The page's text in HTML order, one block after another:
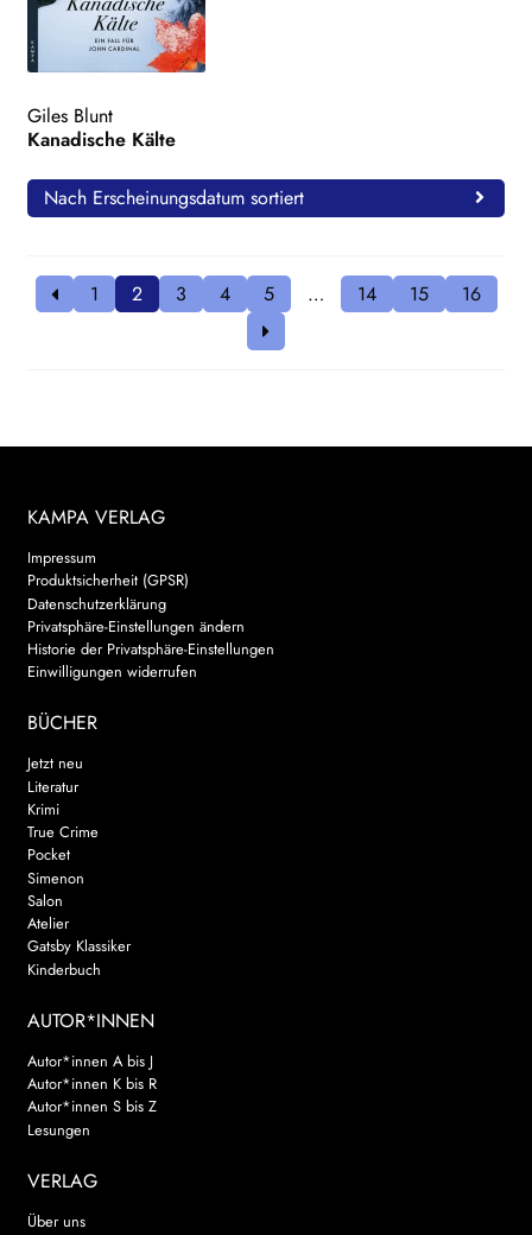
Giles Blunt
Kanadische Kälte
Nach Erscheinungsdatum sortiert
1 2 3 4 5 … 14 15 16
KAMPA VERLAG
Impressum
Produktsicherheit (GPSR)
Datenschutzerklärung
Privatsphäre-Einstellungen ändern
Historie der Privatsphäre-Einstellungen
Einwilligungen widerrufen
BÜCHER
Jetzt neu
Literatur
Krimi
True Crime
Pocket
Simenon
Salon
Atelier
Gatsby Klassiker
Kinderbuch
AUTOR*INNEN
Autor*innen A bis J
Autor*innen K bis R
Autor*innen S bis Z
Lesungen
VERLAG
Über uns